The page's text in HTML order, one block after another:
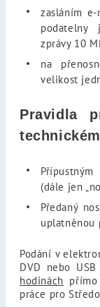
zasláním
podatelny
zprávy 10
na
velikost
Pravidla
(dále jen
Předaný
uplatněnou
Podání v
DVD nebo
hodinách
práce pro